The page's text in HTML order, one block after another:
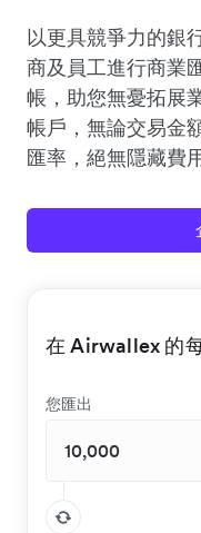
以更具競爭力的銀
商及員工進行商業
帳，助您無憂拓展
帳戶，無論交易金
匯率，絕無隱藏費用
在 Airwallex 的
您匯出